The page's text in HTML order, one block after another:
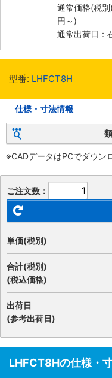
通常価格(税別)
円 ～)
通常出荷日：
型番: LHFCT8H
仕様・寸法情報
※CADデータはPCでダウン
ご注文数：
単価(税別)
合計(税別)
(税込価格)
出荷日
(参考出荷日)
LHFCT8Hの仕様・